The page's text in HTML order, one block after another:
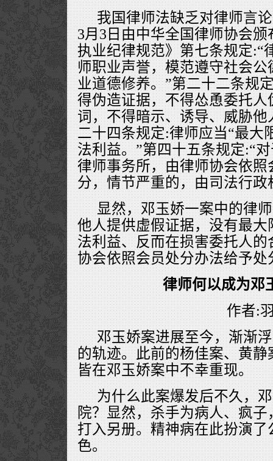
我国律师法缺乏对律师言
3月3日由中华全国律师协会
执业纪律规范》第七条规定:“
师职业声誉，模范遵守社会
业道德修养。”第二十二条规
得伪造证据，不得怂恿委托
词，不得暗示、诱导、威胁他
二十四条规定:律师应当“最大
法利益。”第四十五条规定:“
律师事务所，由律师协会依
分，情节严重的，由司法行政
显然，邓玉娇一案中的律
他人提供虚假证据，没有最
法利益、反而在损害委托人
协会依照会员处分办法给予处
律师何以成为邓
作者:
邓玉娇案进展至今，渐渐
的轨迹。此前的杨佳案、黄
皆在邓玉娇案中不幸重现。
为什么此案爆发后不久，
院？显然，杀手为病人、疯
打入另册。精神病在此扮演
色。